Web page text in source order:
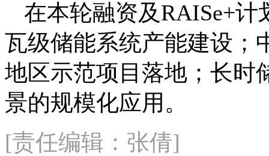
在本轮融资及RAISe+
瓦级储能系统产能建设；
地区示范项目落地；长时
景的规模化应用。
[责任编辑：张倩]